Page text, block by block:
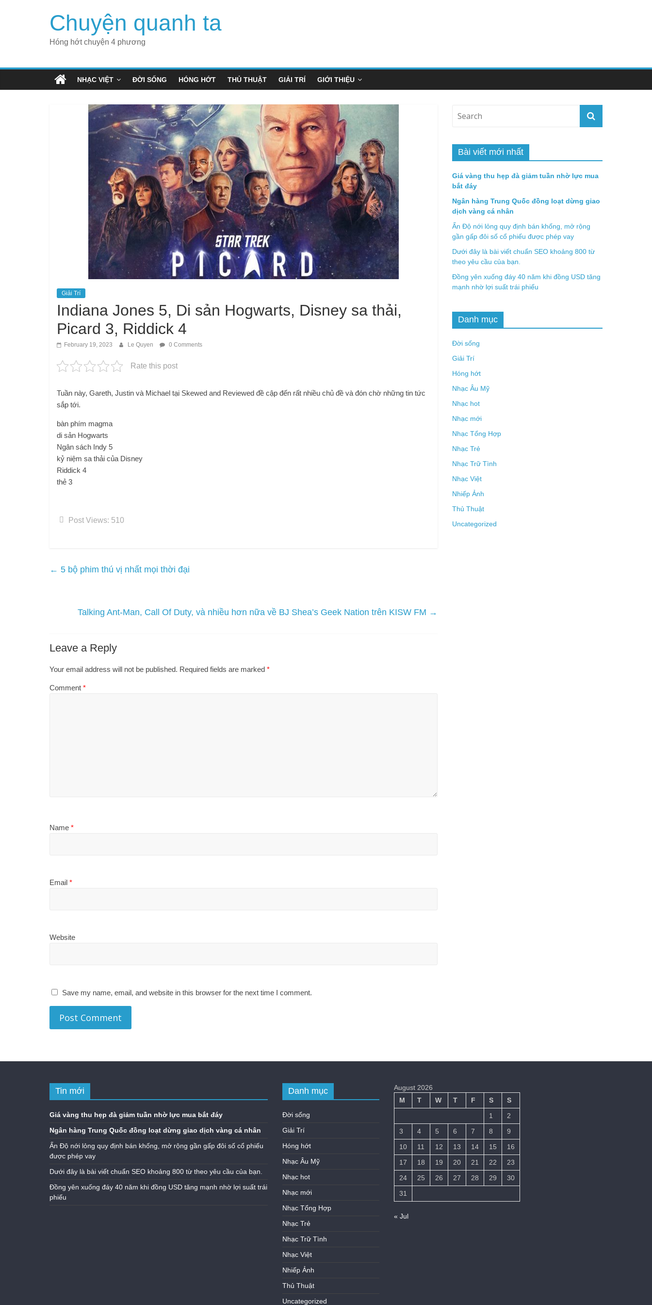
Chuyện quanh ta
Hóng hớt chuyện 4 phương
NHẠC VIỆT ĐỜI SỐNG HÓNG HỚT THỦ THUẬT GIẢI TRÍ GIỚI THIỆU
Giải Trí
Indiana Jones 5, Di sản Hogwarts, Disney sa thải,
Picard 3, Riddick 4
February 19, 2023 Le Quyen 0 Comments
Rate this post
Tuần này, Gareth, Justin và Michael tại Skewed and Reviewed đề cập đến rất nhiều chủ đề và đón chờ những tin tức
sắp tới.
bàn phím magma
di sản Hogwarts
Ngân sách Indy 5
kỷ niệm sa thải của Disney
Riddick 4
thẻ 3
Post Views: 510
← 5 bộ phim thú vị nhất mọi thời đại
Talking Ant-Man, Call Of Duty, và nhiều hơn nữa về BJ Shea’s Geek Nation trên KISW FM →
Leave a Reply
Your email address will not be published. Required fields are marked *
Comment *
Name *
Email *
Website
Save my name, email, and website in this browser for the next time I comment.
Bài viết mới nhất
Giá vàng thu hẹp đà giảm tuần nhờ lực mua
bắt đáy
Ngân hàng Trung Quốc đồng loạt dừng giao
dịch vàng cá nhân
Ấn Độ nới lỏng quy định bán khống, mở rộng
gần gấp đôi số cổ phiếu được phép vay
Dưới đây là bài viết chuẩn SEO khoảng 800 từ
theo yêu cầu của bạn.
Đồng yên xuống đáy 40 năm khi đồng USD tăng
mạnh nhờ lợi suất trái phiếu
Danh mục
Đời sống
Giải Trí
Hóng hớt
Nhạc Âu Mỹ
Nhạc hot
Nhạc mới
Nhạc Tổng Hợp
Nhạc Trẻ
Nhạc Trữ Tình
Nhạc Việt
Nhiếp Ảnh
Thủ Thuật
Uncategorized
Tin mới
Giá vàng thu hẹp đà giảm tuần nhờ lực mua bắt đáy
Ngân hàng Trung Quốc đồng loạt dừng giao dịch vàng cá nhân
Ấn Độ nới lỏng quy định bán khống, mở rộng gần gấp đôi số cổ phiếu
được phép vay
Dưới đây là bài viết chuẩn SEO khoảng 800 từ theo yêu cầu của bạn.
Đồng yên xuống đáy 40 năm khi đồng USD tăng mạnh nhờ lợi suất trái
phiếu
Danh mục
Đời sống
Giải Trí
Hóng hớt
Nhạc Âu Mỹ
Nhạc hot
Nhạc mới
Nhạc Tổng Hợp
Nhạc Trẻ
Nhạc Trữ Tình
Nhạc Việt
Nhiếp Ảnh
Thủ Thuật
Uncategorized
August 2026
M
T W T F S
S
1
2
3
4 5 6 7 8
9
10
11 12 13 14 15
16
17
18 19 20 21 22
23
24
25 26 27 28 29
30
31
« Jul